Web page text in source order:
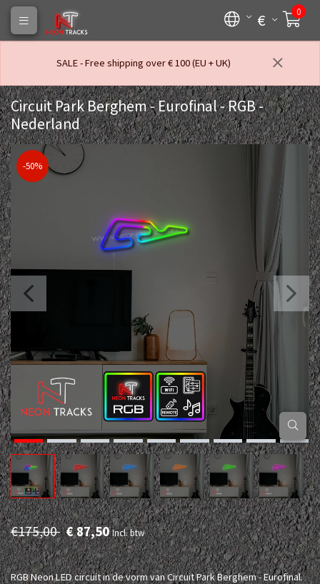
€ 0
SALE - Free shipping over € 100 (EU + UK)
Circuit Park Berghem - Eurofinal - RGB -
Nederland
-50%
€175,00 € 87,50Incl. btw
RGB Neon LED circuit in de vorm van Circuit Park Berghem - Eurofinal.